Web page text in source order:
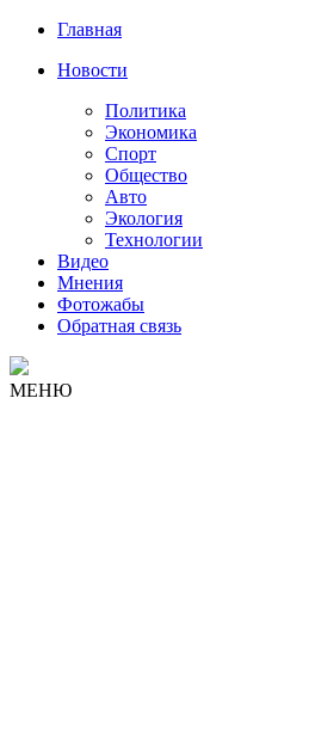
Главная
Новости
Политика
Экономика
Спорт
Общество
Авто
Экология
Технологии
Видео
Мнения
Фотожабы
Обратная связь
МЕНЮ